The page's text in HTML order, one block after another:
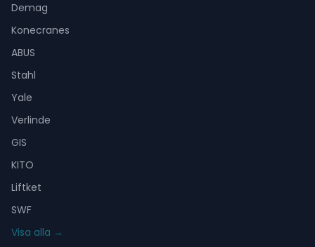
Demag
Konecranes
ABUS
Stahl
Yale
Verlinde
GIS
KITO
Liftket
SWF
Visa alla →